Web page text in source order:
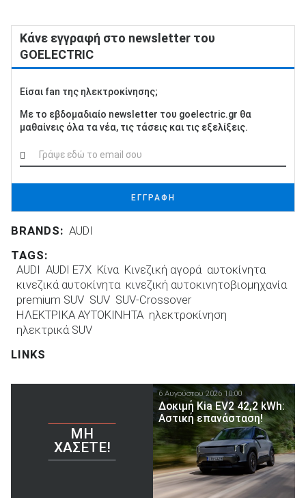
Κάνε εγγραφή στο newsletter του
GOELECTRIC
Είσαι fan της ηλεκτροκίνησης;
Με το εβδομαδιαίο newsletter του goelectric.gr θα
μαθαίνεις όλα τα νέα, τις τάσεις και τις εξελίξεις.
ΕΓΓΡΑΦΗ
BRANDS: AUDI
TAGS:
AUDI AUDI E7X Κίνα Κινεζική αγορά αυτοκίνητα
κινεζικά αυτοκίνητα κινεζική αυτοκινητοβιομηχανία
premium SUV SUV SUV-Crossover
ΗΛΕΚΤΡΙΚΑ ΑΥΤΟΚΙΝΗΤΑ ηλεκτροκίνηση
ηλεκτρικά SUV
LINKS
ΜΗ
ΧΆΣΕΤΕ!
6 Αυγούστου 2026 10:00
Δοκιμή Kia EV2 42,2 kWh:
Αστική επανάσταση!